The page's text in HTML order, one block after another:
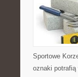
Sportowe
oznaki